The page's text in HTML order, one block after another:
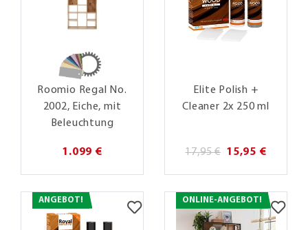
Roomio Regal No.
2002, Eiche, mit
Beleuchtung
1.099 €
Elite Polish +
Cleaner 2x 250 ml
17,95 € 15,95 €
ANGEBOT! ONLINE-ANGEBOT!